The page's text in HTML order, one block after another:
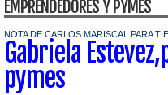
EMPRENDEDORES Y PYMES
NOTA DE CARLOS MARISCAL PARA
Gabriela
pymes